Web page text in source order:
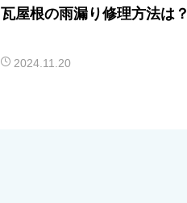
瓦屋根の雨漏り修理方法は
2024.11.20